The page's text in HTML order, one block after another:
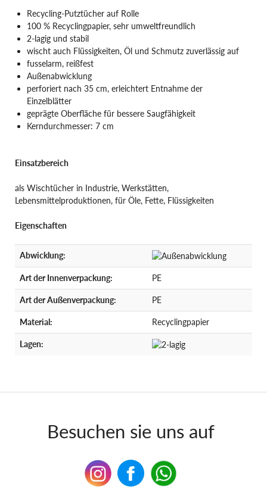
Recycling-Putztücher auf Rolle
100 % Recyclingpapier, sehr umweltfreundlich
2-lagig und stabil
wischt auch Flüssigkeiten, Öl und Schmutz zuverlässig auf
fusselarm, reißfest
Außenabwicklung
perforiert nach 35 cm, erleichtert Entnahme der
Einzelblätter
geprägte Oberfläche für bessere Saugfähigkeit
Kerndurchmesser: 7 cm
Einsatzbereich
als Wischtücher in Industrie, Werkstätten,
Lebensmittelproduktionen, für Öle, Fette, Flüssigkeiten
Eigenschaften
Abwicklung:
Art der Innenverpackung: PE
Art der Außenverpackung: PE
Material: Recyclingpapier
Lagen:
Besuchen sie uns auf